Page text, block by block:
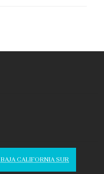
BAJA CALIFORNIA SUR